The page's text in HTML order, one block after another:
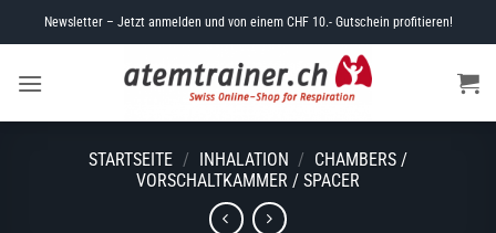
to
Newsletter – Jetzt anmelden und von einem CHF 10.- Gutschein profitieren!
STARTSEITE / INHALATION / CHAMBERS /
VORSCHALTKAMMER / SPACER